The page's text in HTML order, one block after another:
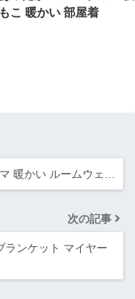
もこ 暖かい 部屋着
暖かい ルームウェ…
次の記事
ランケット マイヤー